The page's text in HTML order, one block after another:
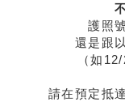
護照
還是跟
（如
請在預定抵